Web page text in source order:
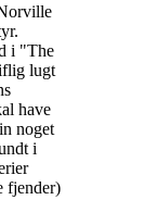
i "The
lugt
have
noget
i
fjender)